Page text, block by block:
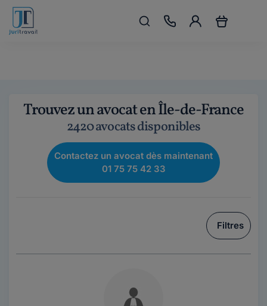
Trouvez un avocat en Île-de-France
2420 avocats disponibles
Contactez un avocat dès maintenant
01 75 75 42 33
Filtres